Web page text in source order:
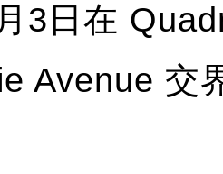
3日在
Avenue 交